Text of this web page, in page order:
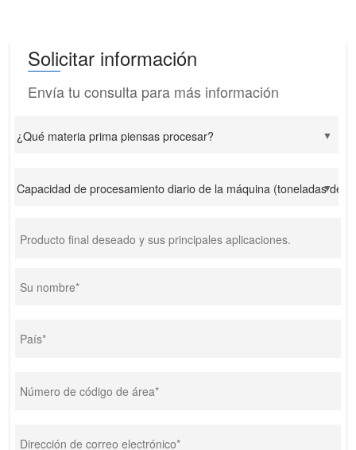
Solicitar información
Envía tu consulta para más información